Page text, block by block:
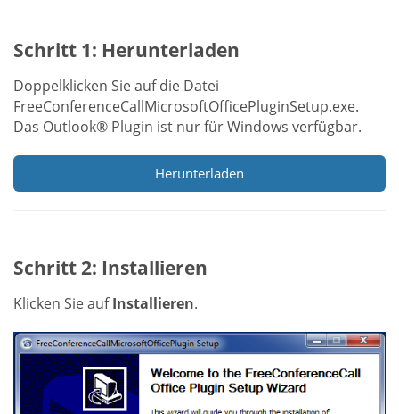
Schritt 1: Herunterladen
Doppelklicken Sie auf die Datei
FreeConferenceCallMicrosoftOfficePluginSetup.exe.
Das Outlook® Plugin ist nur für Windows verfügbar.
Herunterladen
Schritt 2: Installieren
Klicken Sie aufInstallieren.